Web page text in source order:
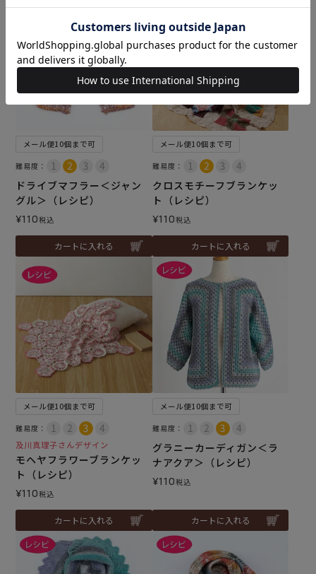
メール便10個まで可
難易度：
ドライブマフラー＜ジャン
グル＞（レシピ）
¥110税込
カートに入れる
メール便10個まで可
難易度：
クロスモチーフブランケッ
ト（レシピ）
¥110税込
カートに入れる
メール便10個まで可
難易度：
及川真理子さんデザイン
モヘヤフラワーブランケッ
ト（レシピ）
¥110税込
カートに入れる
メール便10個まで可
難易度：
グラニーカーディガン＜ラ
ナアクア＞（レシピ）
¥110税込
カートに入れる